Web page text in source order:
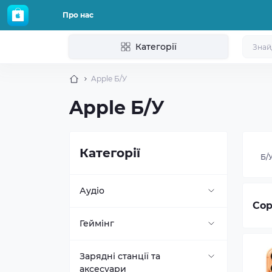
Про нас
Категорії
Apple Б/У
Apple Б/У
Категорії
Аудіо
Акустика
Навушники
Геймінг
Консолі Sony PlayStation
Зарядні станції та
аксесуари
Б/